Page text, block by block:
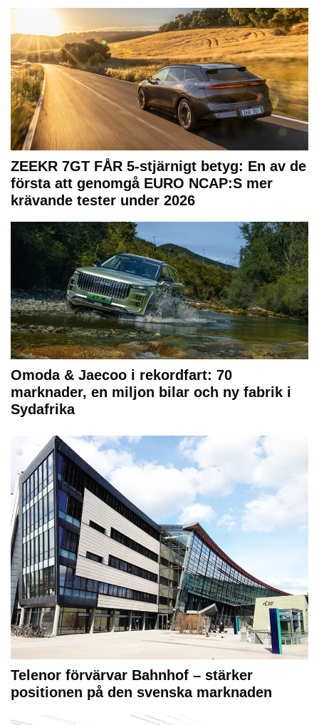
ZEEKR 7GT FÅR 5-stjärnigt betyg: En av de
första att genomgå EURO NCAP:S mer
krävande tester under 2026
Omoda & Jaecoo i rekordfart: 70
marknader, en miljon bilar och ny fabrik i
Sydafrika
Telenor förvärvar Bahnhof – stärker
positionen på den svenska marknaden